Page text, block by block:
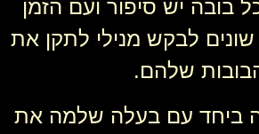
בובה יש סיפור ועם הזמן
לבקש מנילי לתקן את
שלהם.
ביחד עם בעלה שלמה את